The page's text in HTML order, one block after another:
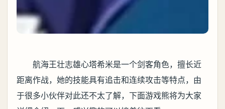
航海王壮志雄心塔希米是一个剑客角色，擅长近
距离作战，她的技能具有追击和连续攻击等特点，由
于很多小伙伴对此还不太了解，下面游戏熊将为大家